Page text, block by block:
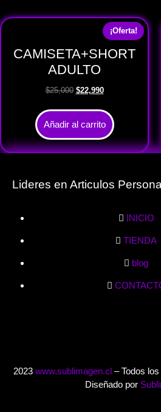
¡Oferta!
CAMISETA+SHORT
ADULTO
$25,000 $22,990
Añadir al carrito
Lideres en Articulos
INICIO
TIENDA
blog
2023 www.sublimagen.cl – Todos
Diseñado por